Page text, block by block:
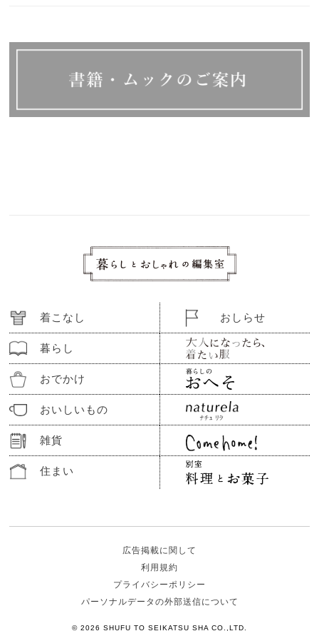
着こなし
暮らし
おでかけ
おいしいもの
雑貨
住まい
おしらせ
広告掲載に関して
利用規約
プライバシーポリシー
パーソナルデータの外部送信について
© 2026 SHUFU TO SEIKATSU SHA CO.,LTD.